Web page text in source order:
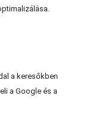
a keresőkben
a Google és a